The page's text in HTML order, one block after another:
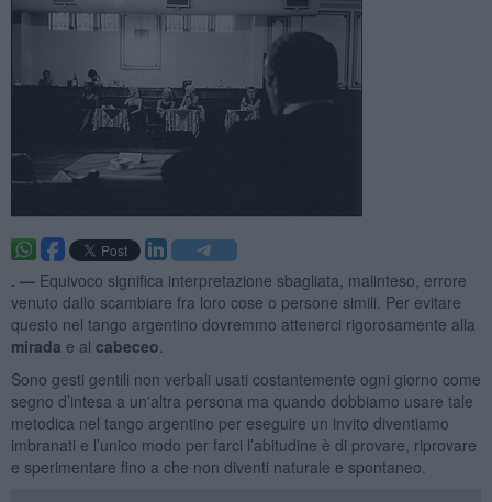
. — Equivoco significa interpretazione sbagliata, malinteso, errore
venuto dallo scambiare fra loro cose o persone simili. Per evitare
questo nel tango argentino dovremmo attenerci rigorosamente alla
mirada e al cabeceo
Sono gesti gentili non verbali usati costantemente ogni giorno come
segno d’intesa a un'altra persona ma quando dobbiamo usare tale
metodica nel tango argentino per eseguire un invito diventiamo
imbranati e l’unico modo per farci l’abitudine è di provare, riprovare
e sperimentare fino a che non diventi naturale e spontaneo.